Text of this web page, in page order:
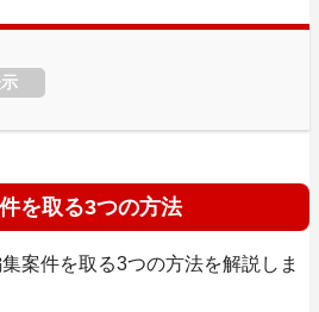
を取る3つの方法
案件を取る3つの方法を解説しま